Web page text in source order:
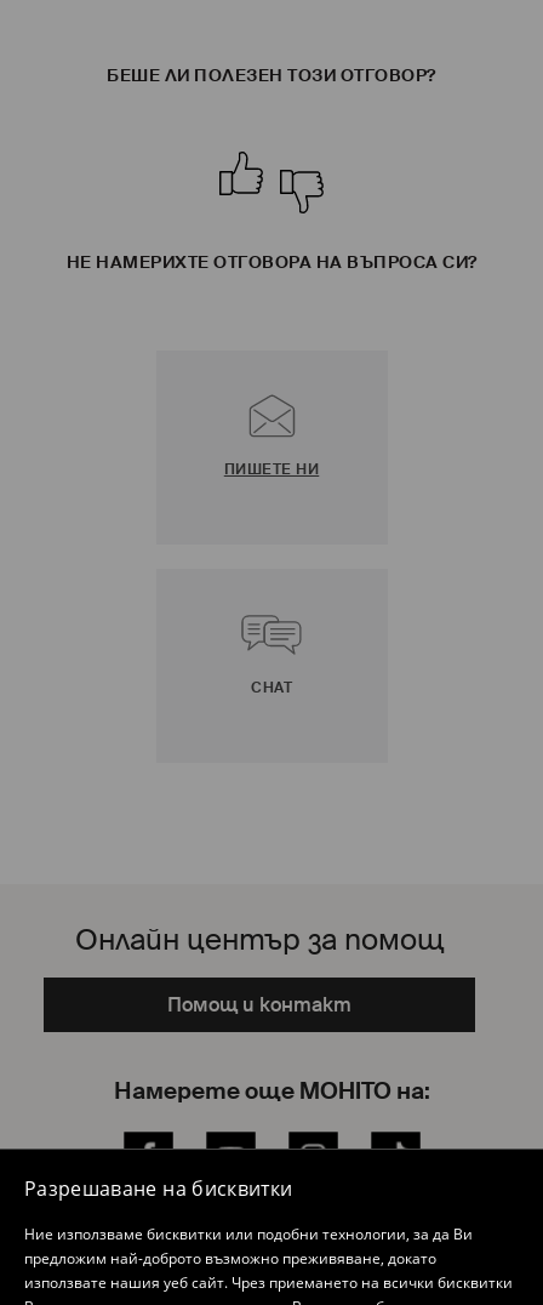
Разрешаване на бисквитки
Ние използваме бисквитки или подобни технологии, за да Ви
предложим най-доброто възможно преживяване, докато
използвате нашия уеб сайт. Чрез приемането на всички бисквитки
БЕШЕ ЛИ ПОЛЕЗЕН ТОЗИ ОТГОВОР?
НЕ НАМЕРИХТЕ ОТГОВОРА НА ВЪПРОСА СИ?
ПИШЕТЕ НИ
CHAT
Онлайн център за помощ
Помощ и контакт
Намерете още MOHITO на:
Facebook YouTube Instagram TikTok
Онлайн пазаруване